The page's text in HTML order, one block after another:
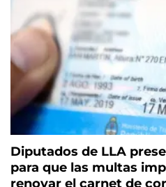
Diputados de LLA
para que las multas
renovar el carnet de